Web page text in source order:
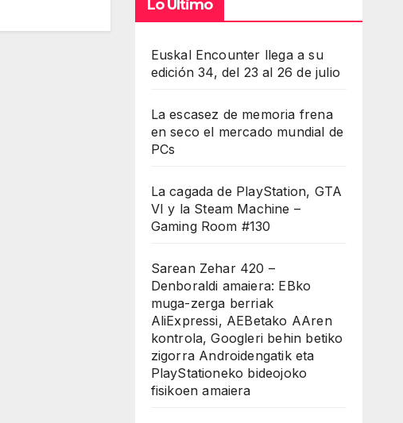
Lo Último
Euskal Encounter llega a su
edición 34, del 23 al 26 de julio
La escasez de memoria frena
en seco el mercado mundial de
PCs
La cagada de PlayStation, GTA
VI y la Steam Machine –
Gaming Room #130
Sarean Zehar 420 –
Denboraldi amaiera: EBko
muga-zerga berriak
AliExpressi, AEBetako AAren
kontrola, Googleri behin betiko
zigorra Androidengatik eta
PlayStationeko bideojoko
fisikoen amaiera